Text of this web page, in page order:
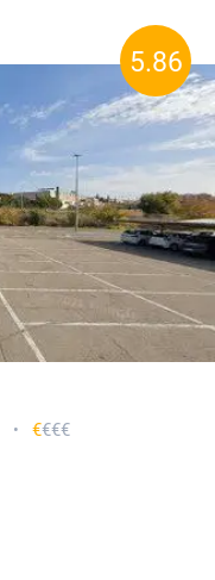
5.86
• €€€€